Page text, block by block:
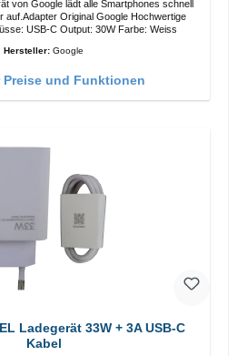
von Google lädt alle Smartphones schnell
Original Google Hochwertige
Verarbeitung Anschlüsse: USB-C Output: 30W Farbe: Weiss
Hersteller: Google
und Funktionen
33W + 3A USB-C
Kabel